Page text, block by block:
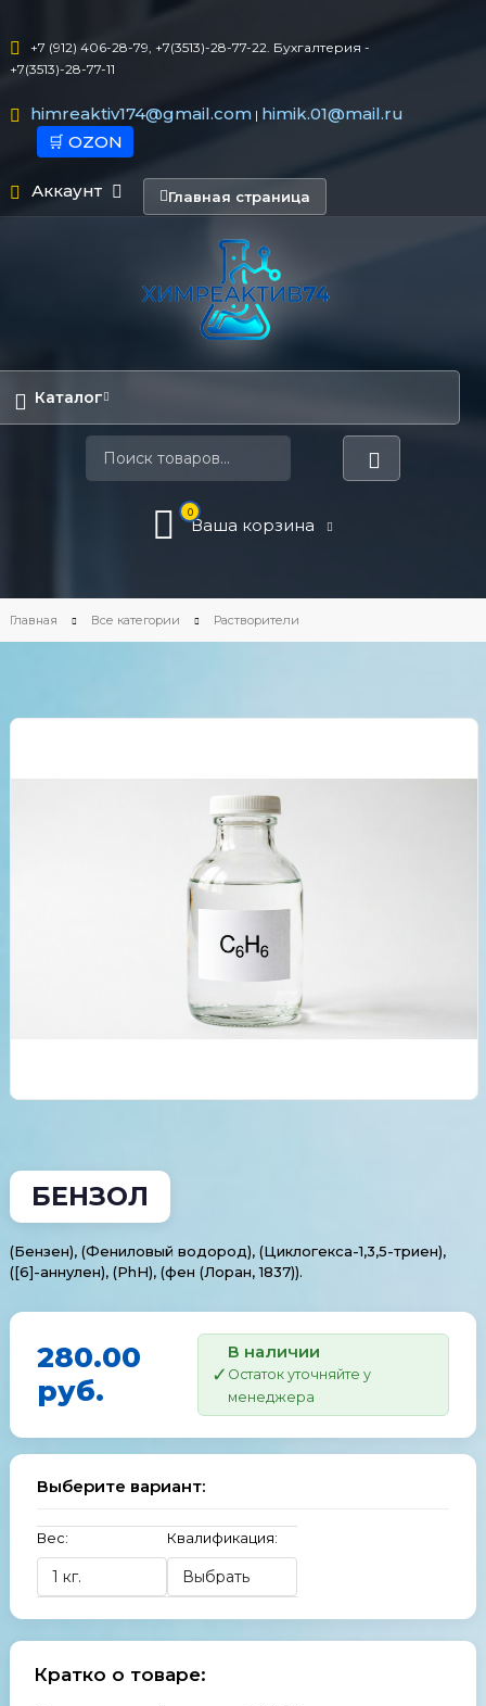
+7 (912) 406-28-79, +7(3513)-28-77-22. Бухгалтерия -
+7(3513)-28-77-11
himreaktiv174@gmail.com| himik.01@mail.ru
🛒 OZON
Аккаунт Главная страница
Каталог
0
Ваша корзина
Главная Все категории Растворители
БЕНЗОЛ
(Бензен), (Фениловый водород), (Циклогекса-1,3,5-триен),
([6]-аннулен), (PhH), (фен (Лоран, 1837)).
280.00
руб.
В наличии
Остаток уточняйте у
менеджера
Выберите вариант:
Вес: Квалификация:
Кратко о товаре: